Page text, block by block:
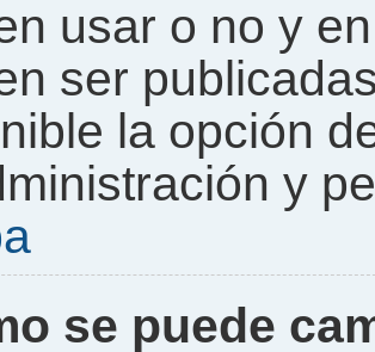
usar o no y
ser
la opción
y
se puede